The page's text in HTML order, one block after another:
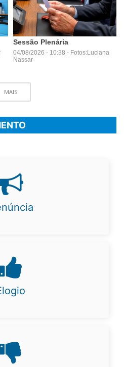
Sessão Plenária
04/08/2026 - 10:38 - Fotos:Luciana
Nassar
MAIS